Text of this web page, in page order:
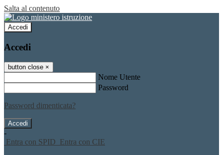
Salta al contenuto
Accedi
Accedi
button close ×
Nome Utente
Password
Password dimenticata?
-
Entra con SPID Entra con CIE